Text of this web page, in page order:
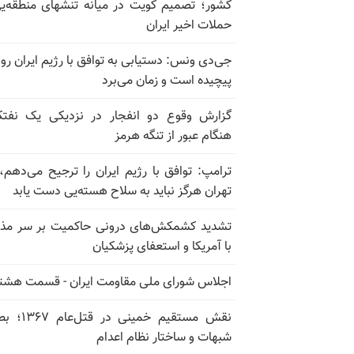
کشور؛ تصمیم کویت در میانه تنشهای
حملات اخیر ایران
جی‌دی ونس: دستیابی به توافق با رژیم ایران
پیچیده است و زمان می‌برد
گزارش وقوع دو انفجار در نزدیکی یک
هنگام عبور از تنگه هرمز
ترامپ: توافق با رژیم ایران را ترجیح
تهران هرگز نباید به سلاح هسته‌یی دست یابد
تشدید کشمکش‌های درونی حاکمیت بر سر
با آمریکا و استعفای پزشکیان
اجلاس شورای ملی مقاومت ایران - قسمت
نقش مستقیم خمینی
شبهات و ساختار نظام اعدام